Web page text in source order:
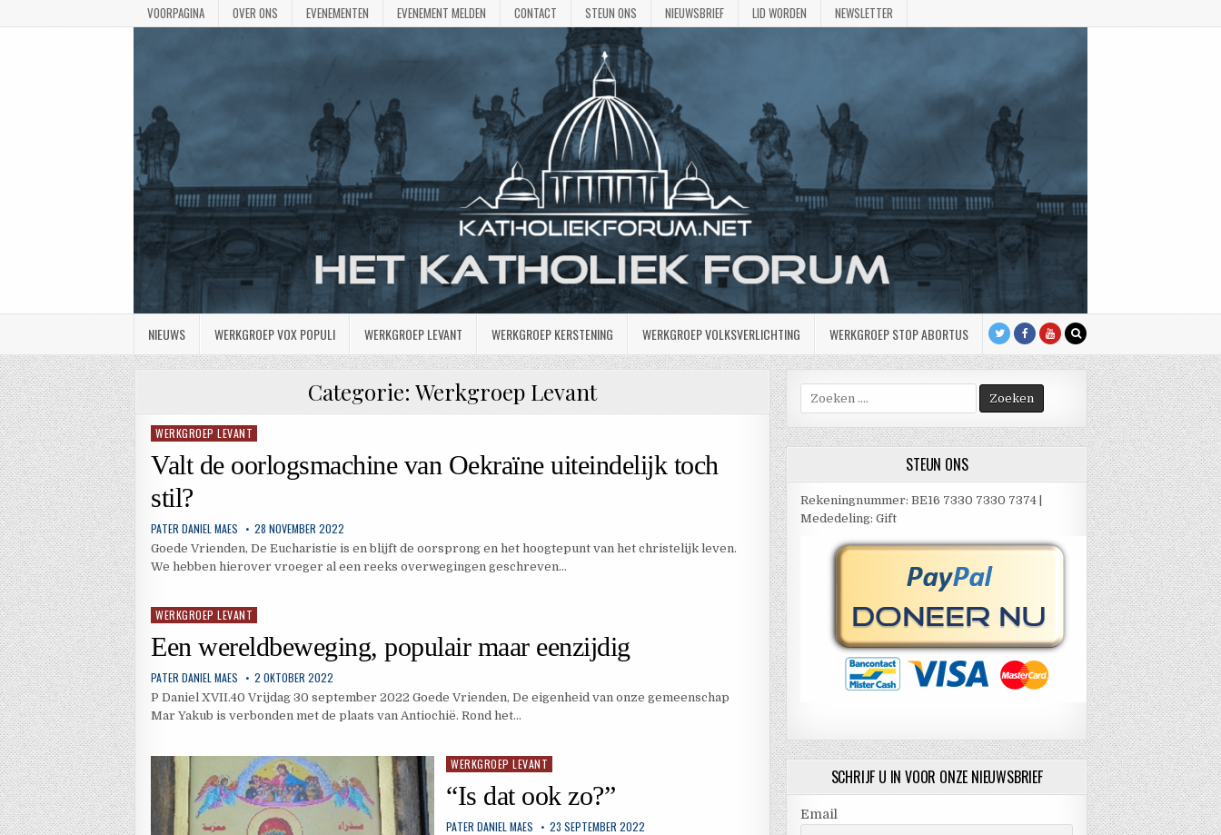
VOORPAGINA OVER ONS EVENEMENTEN EVENEMENT MELDEN CONTACT STEUN ONS NIEUWSBRIEF LID WORDEN NEWSLETTER
NIEUWS WERKGROEP VOX POPULI WERKGROEP LEVANT WERKGROEP KERSTENING WERKGROEP VOLKSVERLICHTING WERKGROEP STOP ABORTUS
Categorie:Werkgroep Levant
Geplaatst
WERKGROEP LEVANT
Valt de oorlogsmachine van Oekraïne uiteindelijk toch
stil?
PATER DANIEL MAES 28 NOVEMBER 2022
Goede Vrienden, De Eucharistie is en blijft de oorsprong en het hoogtepunt van het christelijk leven.
We hebben hierover vroeger al een reeks overwegingen geschreven…
Geplaatst
WERKGROEP LEVANT
Een wereldbeweging, populair maar eenzijdig
PATER DANIEL MAES 2 OKTOBER 2022
P Daniel XVII.40 Vrijdag 30 september 2022 Goede Vrienden, De eigenheid van onze gemeenschap
Mar Yakub is verbonden met de plaats van Antiochië. Rond het…
Geplaatst
WERKGROEP LEVANT
“Is dat ook zo?”
PATER DANIEL MAES 23 SEPTEMBER 2022
Zoek
naar:
STEUN ONS
Rekeningnummer: BE16 7330 7330 7374 |
Mededeling: Gift
SCHRIJF U IN VOOR ONZE NIEUWSBRIEF
Email